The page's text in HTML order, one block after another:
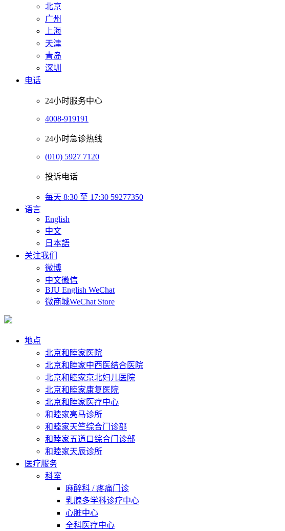
北京
广州
上海
天津
青岛
深圳
电话
24小时服务中心
4008-919191
24小时急诊热线
(010) 5927 7120
投诉电话
每天 8:30 至 17:30 59277350
语言
English
中文
日本語
关注我们
微博
中文微信
BJU English WeChat
微商城WeChat Store
地点
北京和睦家医院
北京和睦家中西医结合医院
北京和睦家京北妇儿医院
北京和睦家康复医院
北京和睦家医疗中心
和睦家亮马诊所
和睦家天竺综合门诊部
和睦家五道口综合门诊部
和睦家天辰诊所
医疗服务
科室
麻醉科 / 疼痛门诊
乳腺多学科诊疗中心
心脏中心
全科医疗中心